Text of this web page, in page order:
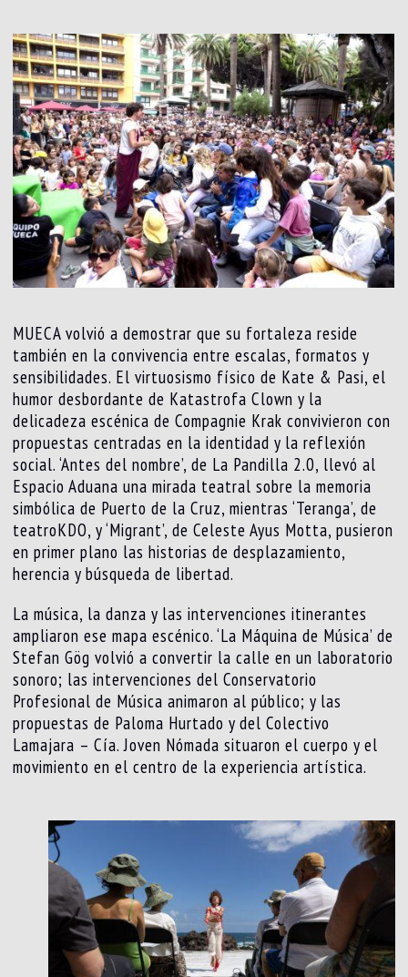
MUECA volvió a demostrar que su fortaleza reside
también en la convivencia entre escalas, formatos y
sensibilidades. El virtuosismo físico de Kate & Pasi, el
humor desbordante de Katastrofa Clown y la
delicadeza escénica de Compagnie Krak convivieron con
propuestas centradas en la identidad y la reflexión
social. ‘Antes del nombre’, de La Pandilla 2.0, llevó al
Espacio Aduana una mirada teatral sobre la memoria
simbólica de Puerto de la Cruz, mientras ‘Teranga’, de
teatroKDO, y ‘Migrant’, de Celeste Ayus Motta, pusieron
en primer plano las historias de desplazamiento,
herencia y búsqueda de libertad.
La música, la danza y las intervenciones itinerantes
ampliaron ese mapa escénico. ‘La Máquina de Música’ de
Stefan Gög volvió a convertir la calle en un laboratorio
sonoro; las intervenciones del Conservatorio
Profesional de Música animaron al público; y las
propuestas de Paloma Hurtado y del Colectivo
Lamajara – Cía. Joven Nómada situaron el cuerpo y el
movimiento en el centro de la experiencia artística.